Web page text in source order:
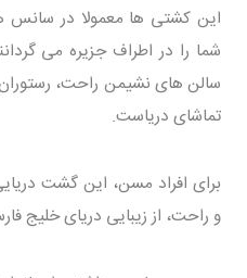
این کشتی ها معمولا در
شما را در اطراف جزیره می
سالن های نشیمن راحت،
تماشای دریاست.
برای افراد مسن، این گشت
و راحت، از زیبایی دریای خلیج